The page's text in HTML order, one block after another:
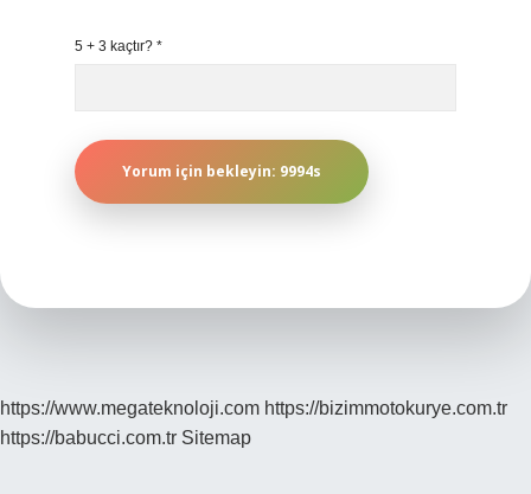
5 + 3 kaçtır? *
https://www.megateknoloji.com https://bizimmotokurye.com.tr
https://babucci.com.tr Sitemap